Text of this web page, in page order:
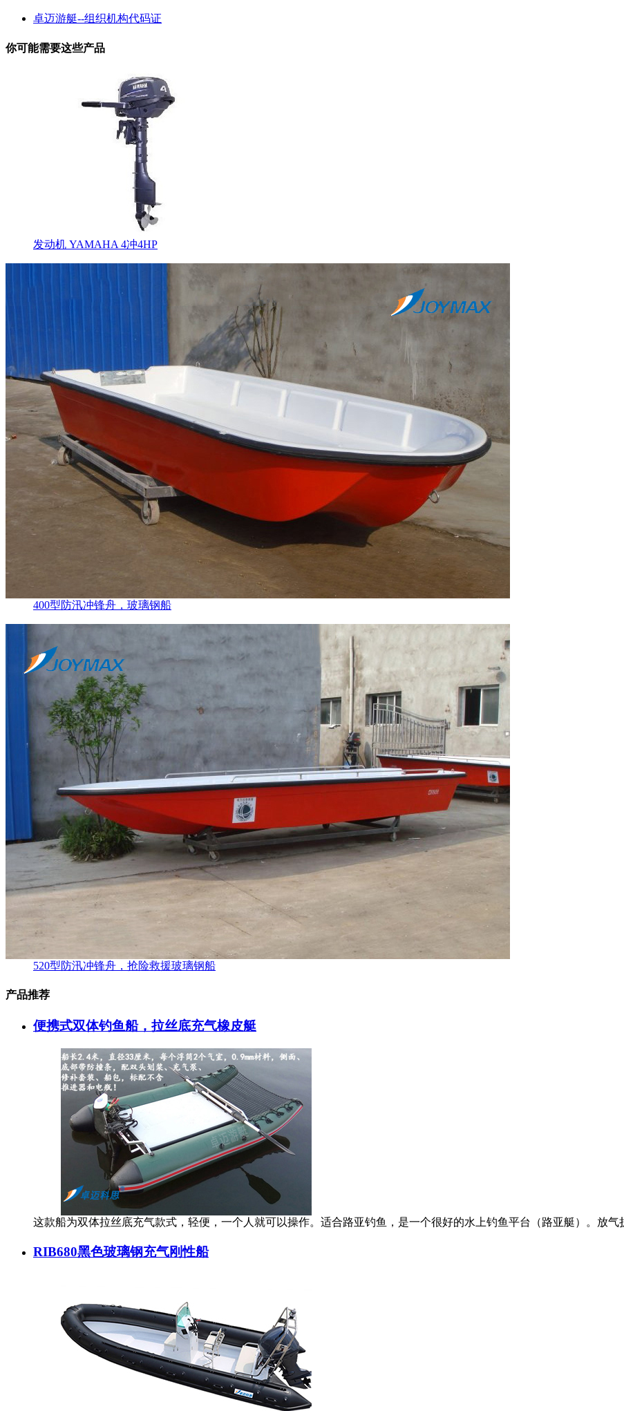
卓迈游艇--组织机构代码证
你可能需要这些产品
发动机 YAMAHA 4冲4HP
400型防汛冲锋舟，玻璃钢船
520型防汛冲锋舟，抢险救援玻璃钢船
产品推荐
便携式双体钓鱼船，拉丝底充气橡皮艇
这款船为双体拉丝底充气款式，轻便，一个人就可以操作。适合路亚钓鱼，是一个很好的水上钓鱼平台（路亚艇）。放
RIB680黑色玻璃钢充气刚性船